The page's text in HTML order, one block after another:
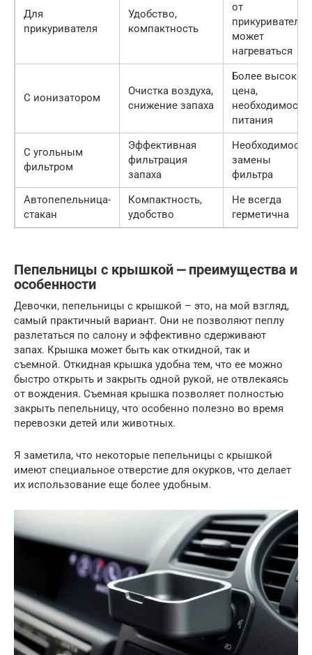
Для
прикуривателя
Удобство,
компактность
от
прикуривателя,
может
нагреваться
С ионизатором
Очистка воздуха,
снижение запаха
Более высокая
цена,
необходимость
питания
С угольным
фильтром
Эффективная
фильтрация
запаха
Необходимость
замены
фильтра
Автопепельница-
стакан
Компактность,
удобство
Не всегда
герметична
Пепельницы с крышкой ⎼ преимущества и
особенности
Девочки, пепельницы с крышкой – это, на мой взгляд,
самый практичный вариант. Они не позволяют пеплу
разлетаться по салону и эффективно сдерживают
запах. Крышка может быть как откидной, так и
съемной. Откидная крышка удобна тем, что ее можно
быстро открыть и закрыть одной рукой, не отвлекаясь
от вождения. Съемная крышка позволяет полностью
закрыть пепельницу, что особенно полезно во время
перевозки детей или животных.
Я заметила, что некоторые пепельницы с крышкой
имеют специальное отверстие для окурков, что делает
их использование еще более удобным.